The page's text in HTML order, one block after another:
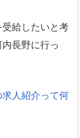
給したいと考
長野に行っ
人紹介って何